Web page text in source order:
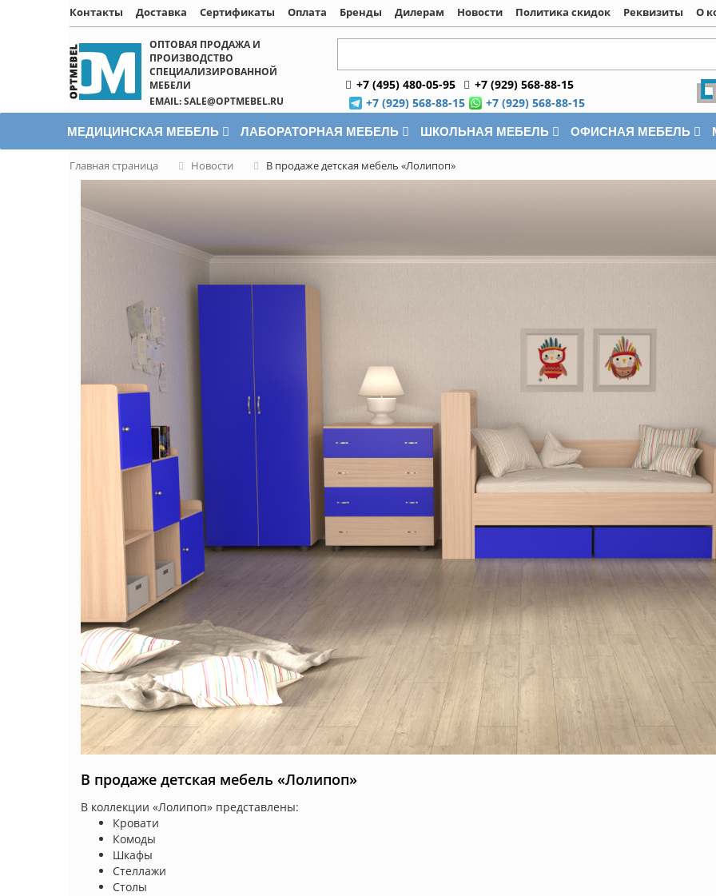
Контакты Доставка Сертификаты Оплата Бренды Дилерам Новости Политика скидок Реквизиты
О
Написать онлайнОПТОВАЯ ПРОДАЖА И
ПРОИЗВОДСТВО
СПЕЦИАЛИЗИРОВАННОЙ
МЕБЕЛИ
EMAIL: SALE@OPTMEBEL.RU
+7 (495) 480-05-95
+7 (929) 568-88-15
+7 (929) 568-88-15
+7 (929) 568-88-15
МЕДИЦИНСКАЯ МЕБЕЛЬ ЛАБОРАТОРНАЯ МЕБЕЛЬ ШКОЛЬНАЯ МЕБЕЛЬ ОФИСНАЯ МЕБЕЛЬ
Главная страница Новости В продаже детская мебель «Лолипоп»
В продаже детская мебель «Лолипоп»
В коллекции «Лолипоп» представлены:
Кровати
Комоды
Шкафы
Стеллажи
Столы